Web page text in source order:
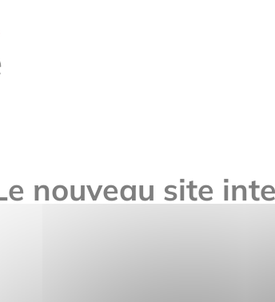
nouveau site